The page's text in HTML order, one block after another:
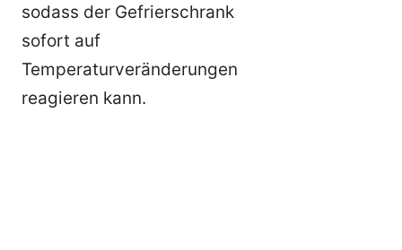
sodass der Gefrierschrank
sofort auf
Temperaturveränderungen
reagieren kann.